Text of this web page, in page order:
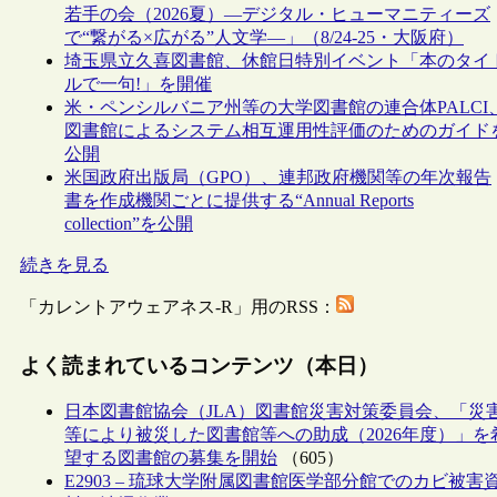
若手の会（2026夏）―デジタル・ヒューマニティーズ
で“繋がる×広がる”人文学―」（8/24-25・大阪府）
埼玉県立久喜図書館、休館日特別イベント「本のタイ
ルで一句!」を開催
米・ペンシルバニア州等の大学図書館の連合体PALCI、
図書館によるシステム相互運用性評価のためのガイド
公開
米国政府出版局（GPO）、連邦政府機関等の年次報告
書を作成機関ごとに提供する“Annual Reports
collection”を公開
続きを見る
「カレントアウェアネス-R」用のRSS：
よく読まれているコンテンツ（本日）
日本図書館協会（JLA）図書館災害対策委員会、「災
等により被災した図書館等への助成（2026年度）」を
望する図書館の募集を開始 （605）
E2903 – 琉球大学附属図書館医学部分館でのカビ被害